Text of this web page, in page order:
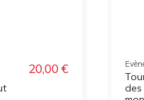
20,00 €
des